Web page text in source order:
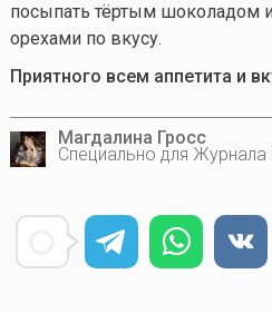
посыпать тёртым шоколадом
орехами по вкусу.
Приятного всем аппетита и
Магдалина Гросс
Специально для Журнала